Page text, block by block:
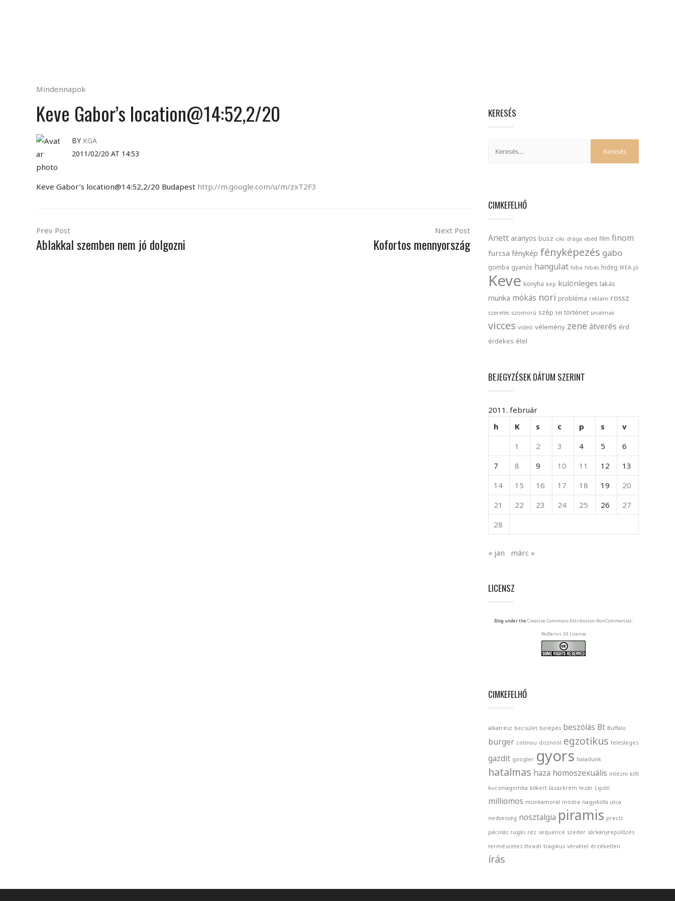
Mindennapok
Keve Gabor’s location@14:52,2/20
BY KGA
2011/02/20 AT 14:53
Keve Gabor’s location@14:52,2/20 Budapest http://m.google.com/u/m/zxT2F3
Prev Post
Ablakkal szemben nem jó dolgozni
Next Post
Kofortos mennyország
KERESÉS
CIMKEFELHŐ
Anett aranyos busz ciki drága ebéd film finom
furcsa fénykép fényképezés gabo
gomba gyanús hangulat hiba hibás hideg IKEA jó
Keve konyha kép különleges lakás
munka mókás nori probléma reklám rossz
szerelés szomorú szép tél történet unalmas
vicces videó vélemény zene átverés érd
érdekes étel
BEJEGYZÉSEK DÁTUM SZERINT
2011. február
h
K s c p s
v
1
2 3 4 5
6
7
8 9 10 11 12
13
14
15 16 17 18 19
20
21
22 23 24 25 26
27
28
« jan márc »
LICENSZ
Blog under the Creative Commons Attribution-NonCommercial-
NoDerivs 3.0 License
CIMKEFELHŐ
alkatrész becsület belépés beszólás Bt Buffalo
burger cotinou disznóól egzotikus felesleges
gazdit googler gyors haladunk
hatalmas haza homoszexuális intézni kifli
kucsmagomba kőkert lazackrém lezár Lipóti
milliomos munkamorál módra nagydiófa utca
nedvesség nosztalgia piramis precíz
pácolás rugás réz sequence szeder sárkányrepülőzés
természetes thrash tragikus vérvétel érzéketlen
írás